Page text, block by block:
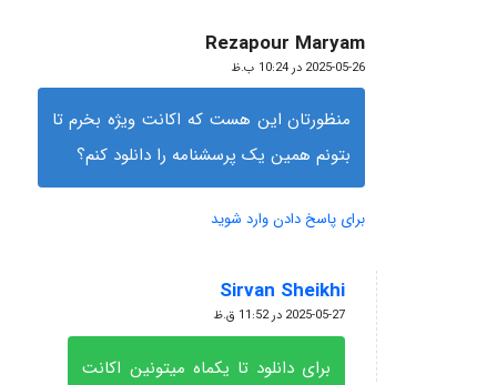
Rezapour Maryam
گفته:
2025-05-26 در 10:24 ب.ظ
منظورتان این هست که اکانت ویژه بخرم تا
بتونم همین یک پرسشنامه را دانلود کنم؟
برای پاسخ دادن وارد شوید
Sirvan Sheikhi
گفته:
2025-05-27 در 11:52 ق.ظ
برای دانلود تا یکماه میتونین اکانت